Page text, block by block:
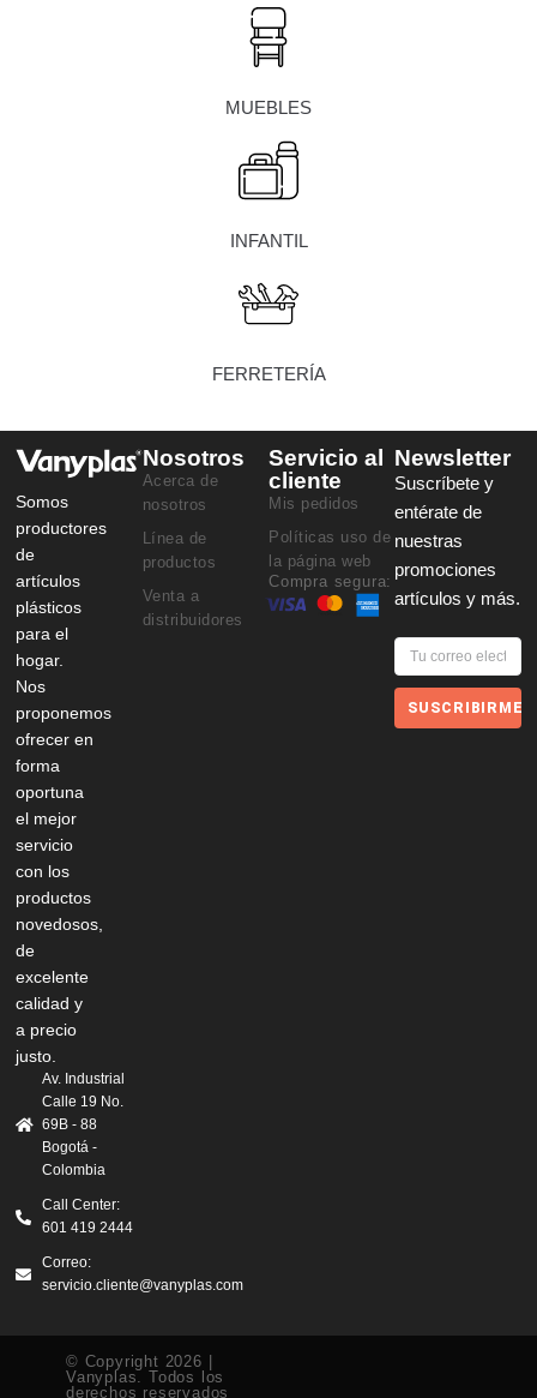
MUEBLES
INFANTIL
FERRETERÍA
Somos
productores
de
artículos
plásticos
para el
hogar.
Nos
proponemos
ofrecer en
forma
oportuna
el mejor
servicio
con los
productos
novedosos,
de
excelente
calidad y
a precio
justo.
Av. Industrial
Calle 19 No.
69B - 88
Bogotá -
Colombia
Call Center:
601 419 2444
Correo:
servicio.cliente@vanyplas.com
Nosotros
Acerca de
nosotros
Línea de
productos
Venta a
distribuidores
Servicio al
cliente
Mis pedidos
Políticas uso de
la página web
Compra segura:
Newsletter
Suscríbete y
entérate de
nuestras
promociones
artículos y más.
SUSCRIBIRME
© Copyright 2026 |
Vanyplas. Todos los
derechos reservados